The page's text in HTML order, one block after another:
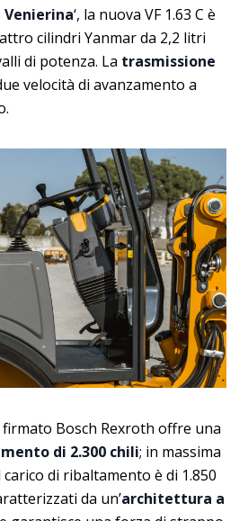
Venierina‘, la nuova VF 1.63 C è
cilindri Yanmar da 2,2 litri
di potenza. La trasmissione
velocità di avanzamento a
firmato Bosch Rexroth offre una
di 2.300 chili; in massima
di ribaltamento è di 1.850
da un’architettura a